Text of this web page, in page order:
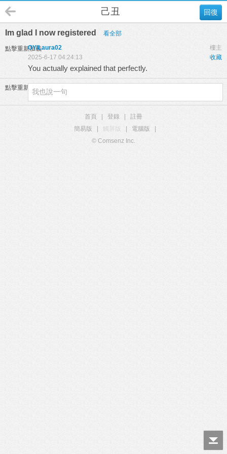
回復
己丑
Im glad I now registered 看全部
點擊重新加載 樓主
OYILaura02
收藏
2025-6-17 04:24:13
You actually explained that perfectly.
點擊重新加載
首頁 登錄
註冊
簡易版
觸屏版 電腦版
© Comsenz Inc.